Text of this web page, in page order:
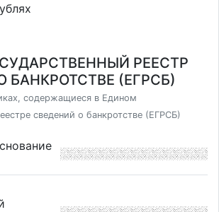
РЕЕСТР
БАНКРОТСТВЕ (ЕГРСБ)
содержащиеся в Едином
сведений о банкротстве (ЕГРСБ)